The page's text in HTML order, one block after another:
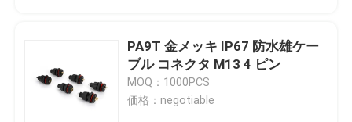
PA9T 金メッキ IP67 防水雄ケー
ブル コネクタ M13 4 ピン
MOQ：1000PCS
価格：negotiable